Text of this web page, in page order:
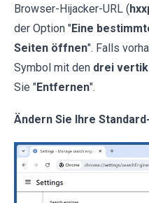
Browser-Hijacker-URL (
der Option "Eine
Seiten öffnen". Falls
Symbol mit den drei
Sie "Entfernen".
Ändern Sie Ihre